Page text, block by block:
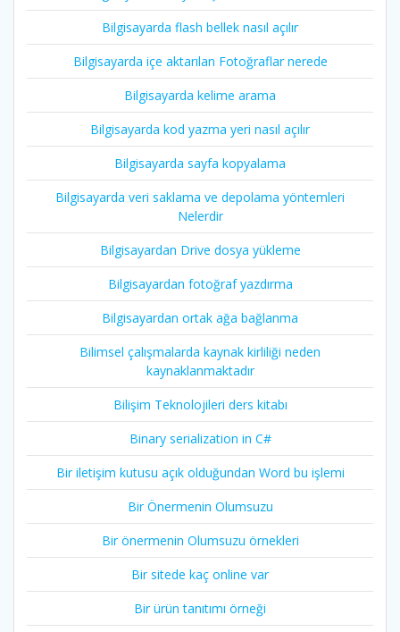
Bilgisayarda flash bellek nasıl açılır
Bilgisayarda içe aktarılan Fotoğraflar nerede
Bilgisayarda kelime arama
Bilgisayarda kod yazma yeri nasıl açılır
Bilgisayarda sayfa kopyalama
Bilgisayarda veri saklama ve depolama yöntemleri
Nelerdir
Bilgisayardan Drive dosya yükleme
Bilgisayardan fotoğraf yazdırma
Bilgisayardan ortak ağa bağlanma
Bilimsel çalışmalarda kaynak kirliliği neden
kaynaklanmaktadır
Bilişim Teknolojileri ders kitabı
Binary serialization in C#
Bir iletişim kutusu açık olduğundan Word bu işlemi
Bir Önermenin Olumsuzu
Bir önermenin Olumsuzu örnekleri
Bir sitede kaç online var
Bir ürün tanıtımı örneği